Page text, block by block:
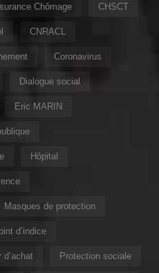
Chômage CHSCT
CNRACL
Coronavirus
Dialogue social
Eric MARIN
Hôpital
Masques de protection
d’indice
d’achat Protection sociale